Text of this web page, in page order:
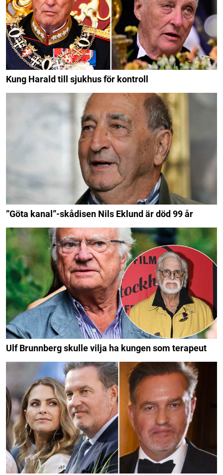
Kung Harald till sjukhus för kontroll
”Göta kanal”-skådisen Nils Eklund är död 99 år
Ulf Brunnberg skulle vilja ha kungen som terapeut